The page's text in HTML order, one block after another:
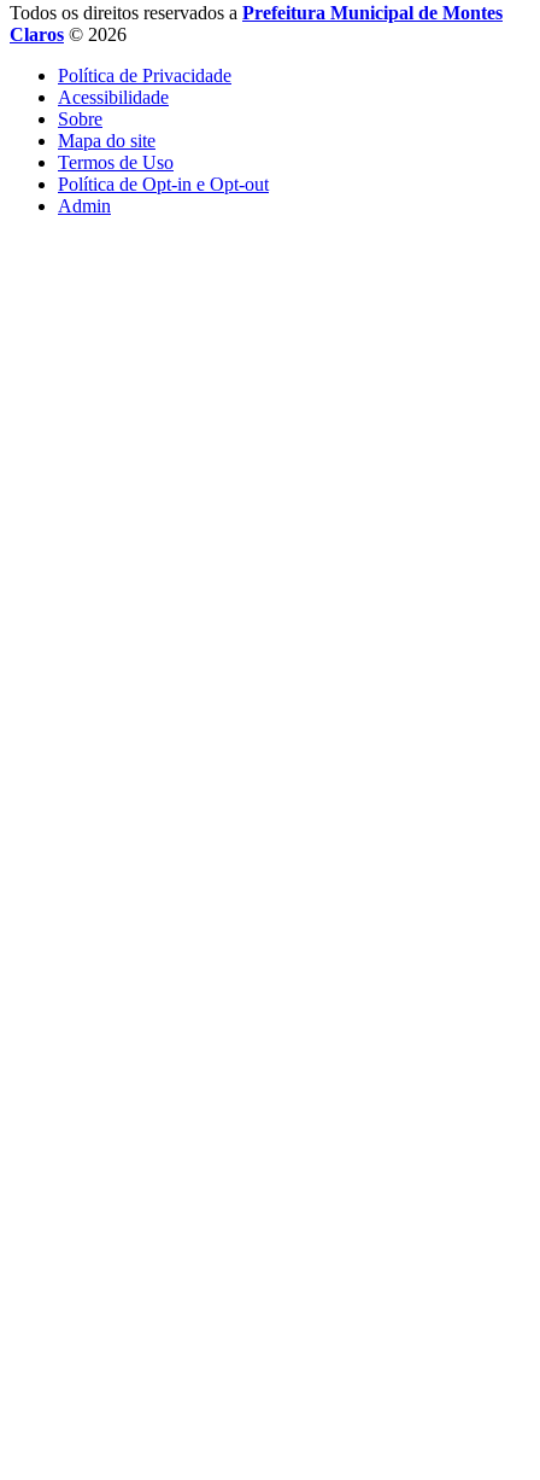
Todos os direitos reservados a Prefeitura Municipal de Montes
Claros © 2026
Política de Privacidade
Acessibilidade
Sobre
Mapa do site
Termos de Uso
Política de Opt-in e Opt-out
Admin